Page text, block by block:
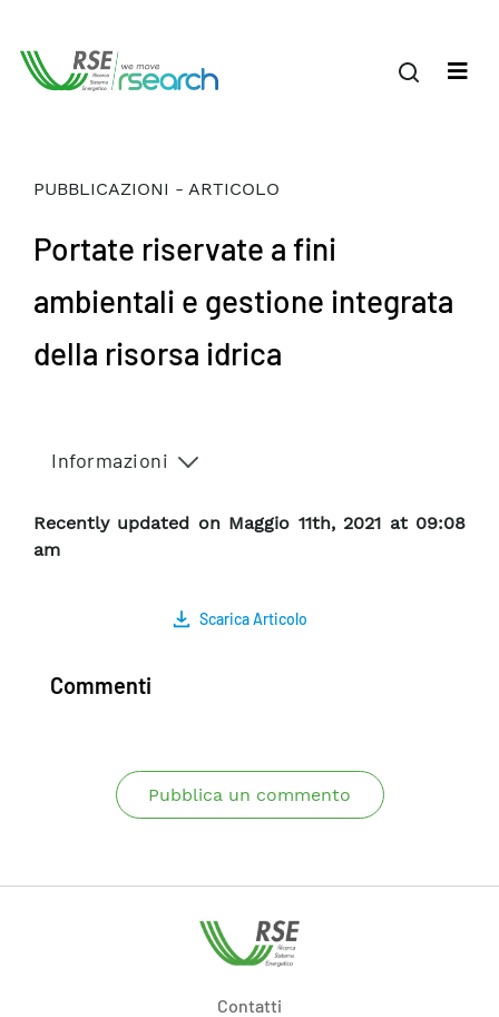
PUBBLICAZIONI - ARTICOLO
Portate riservate a fini
ambientali e gestione integrata
della risorsa idrica
Informazioni
Recently updated on Maggio 11th, 2021 at 09:08
am
Scarica Articolo
Commenti
Pubblica un commento
Contatti